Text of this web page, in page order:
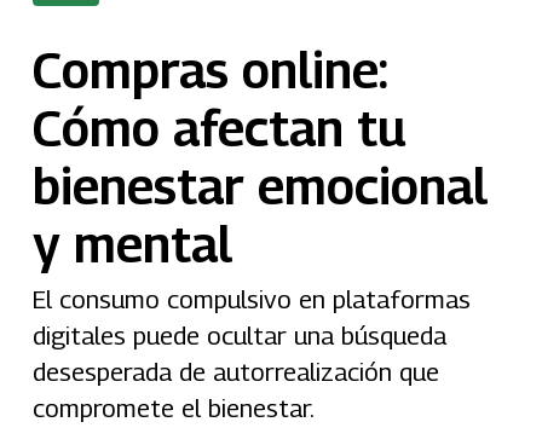
Compras online:
Cómo afectan tu
bienestar emocional
y mental
El consumo compulsivo en plataformas
digitales puede ocultar una búsqueda
desesperada de autorrealización que
compromete el bienestar.